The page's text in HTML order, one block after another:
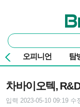
바
통
합
검
색
오피니언 탐
차바이오텍,
입력 2023-05-10 09:19 수